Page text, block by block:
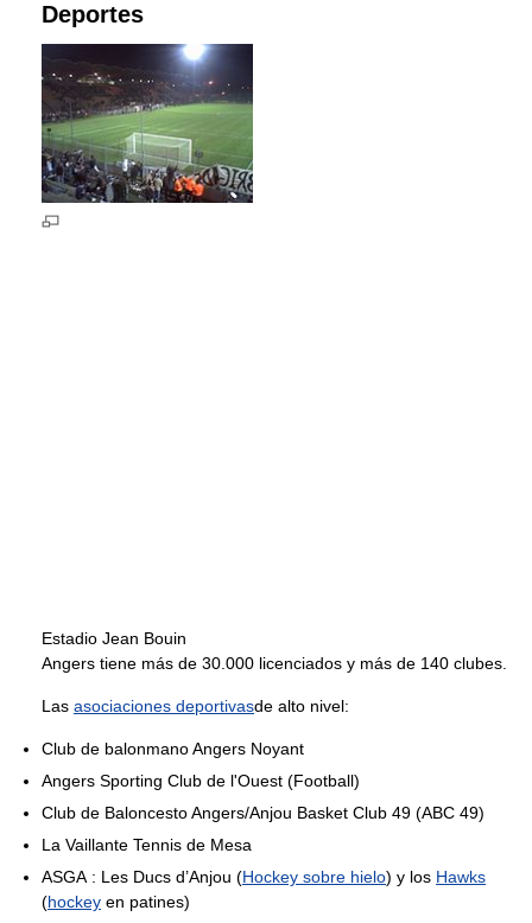
Deportes
Estadio Jean Bouin
Angers tiene más de 30.000 licenciados y más de 140 clubes.
Las asociaciones deportivasde alto nivel:
Club de balonmano Angers Noyant
Angers Sporting Club de l'Ouest (Football)
Club de Baloncesto Angers/Anjou Basket Club 49 (ABC 49)
La Vaillante Tennis de Mesa
ASGA : Les Ducs d’Anjou (Hockey sobre hielo) y los Hawks
(hockey en patines)